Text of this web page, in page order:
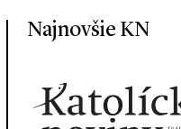
Najnovšie KN